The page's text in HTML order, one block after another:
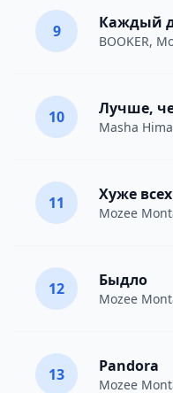
9 Каждый
BOOKER,
10 Лучше,
Masha Hima
11 Хуже всех
Mozee
12 Быдло
Mozee
13 Pandora
Mozee